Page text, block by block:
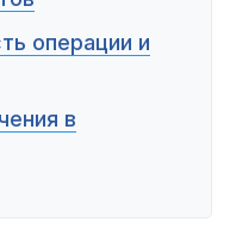
операции и
в